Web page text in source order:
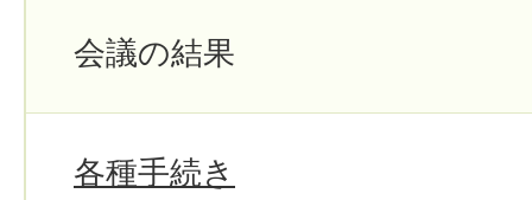
会議の結果
各種手続き